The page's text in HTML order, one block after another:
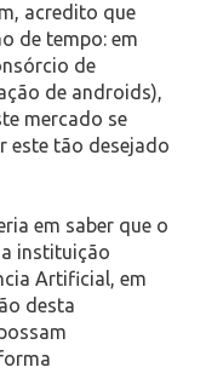
acredito que
de tempo: em
de
de androids),
mercado se
este tão desejado
em saber que o
instituição
Artificial, em
desta